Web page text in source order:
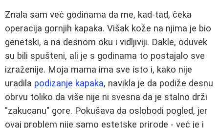
Znala sam već godinama da me, kad-tad, čeka
operacija gornjih kapaka. Višak kože na njima je bio
genetski, a na desnom oku i vidljiviji. Dakle, oduvek
su bili spušteni, ali je s godinama to postajalo sve
izraženije. Moja mama ima sve isto i, kako nije
uradila podizanje kapaka, navikla je da podiže desnu
obrvu toliko da više nije ni svesna da je stalno drži
"zakucanu" gore. Pokušava da oslobodi pogled, jer
ovaj problem nije samo estetske prirode - već je i